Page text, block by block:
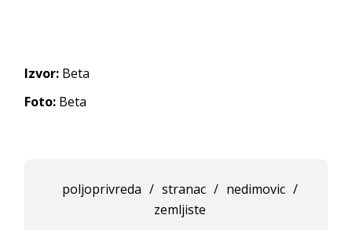
Izvor: Beta
Foto: Beta
poljoprivreda / stranac / nedimovic /
zemljiste